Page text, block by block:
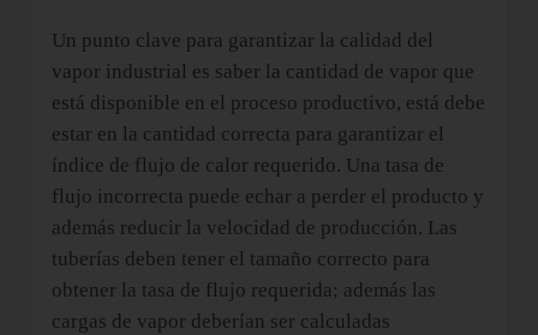
Un punto clave para garantizar la calidad del
vapor industrial es saber la cantidad de vapor que
está disponible en el proceso productivo, está debe
estar en la cantidad correcta para garantizar el
índice de flujo de calor requerido. Una tasa de
flujo incorrecta puede echar a perder el producto y
además reducir la velocidad de producción. Las
tuberías deben tener el tamaño correcto para
obtener la tasa de flujo requerida; además las
cargas de vapor deberían ser calculadas